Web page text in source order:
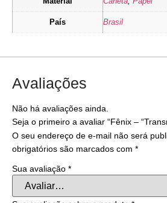
País Brasil
Avaliações
Não há avaliações ainda.
Seja o primeiro a avaliar “Fênix –
O seu endereço de e-mail não será
obrigatórios são marcados com *
Sua avaliação *